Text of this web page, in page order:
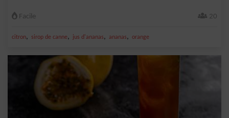
Facile 20
citron, sirop de canne, jus d'ananas, ananas, orange